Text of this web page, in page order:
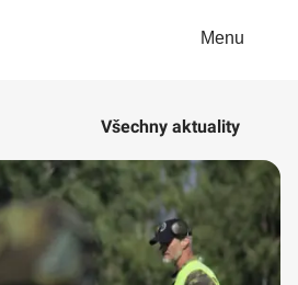
Menu
Všechny aktuality